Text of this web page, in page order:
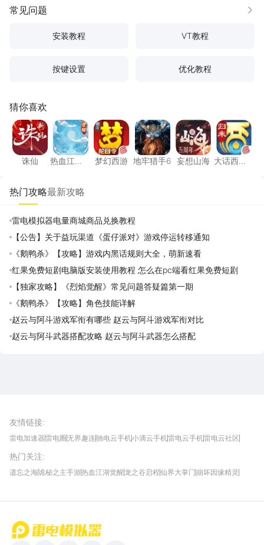
常见问题 更多
安装教程 VT教程
按键设置 优化教程
猜你喜欢
诛仙
诛仙
热血江湖：觉醒
热血江
梦幻西游
梦幻西游
地牢猎手6
地牢猎手6
妄想山海
妄想山海
大话
大话西
热门攻略最新攻略
雷电模拟器电量商城商品兑换教程
【公告】关于益玩渠道《蛋仔派对》游戏停运转移通知
《鹅鸭杀》【攻略】游戏内黑话规则大全，萌新速看
红果免费短剧电脑版安装使用教程 怎么在pc端看红果免费短剧
【独家攻略】《烈焰觉醒》常见问题答疑篇第一期
《鹅鸭杀》【攻略】角色技能详解
赵云与阿斗游戏军衔有哪些 赵云与阿斗游戏军衔对比
赵云与阿斗武器搭配攻略 赵云与阿斗武器怎么搭配
友情链接:
雷电加速器雷电圈无界趣连驰电云手机小滴云手机雷电云手机雷电云社区
我爱vr网华军软件园
热门关注:
遗忘之海诡秘之主手游热血江湖觉醒龙之谷启程仙界大掌门 崩坏因缘精灵
首页